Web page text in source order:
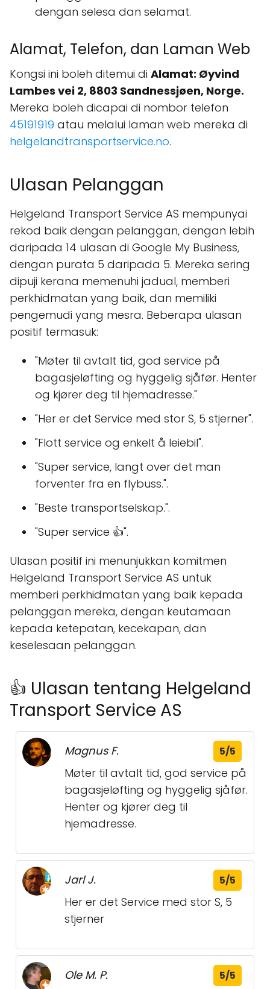
dengan selesa dan selamat.
Alamat, Telefon, dan Laman Web
Kongsi ini boleh ditemui di Alamat: Øyvind
Lambes vei 2, 8803 Sandnessjøen, Norge.
Mereka boleh dicapai di nombor telefon
45191919 atau melalui laman web mereka di
helgelandtransportservice.no.
Ulasan Pelanggan
Helgeland Transport Service AS mempunyai
rekod baik dengan pelanggan, dengan lebih
daripada 14 ulasan di Google My Business,
dengan purata 5 daripada 5. Mereka sering
dipuji kerana memenuhi jadual, memberi
perkhidmatan yang baik, dan memiliki
pengemudi yang mesra. Beberapa ulasan
positif termasuk:
"Møter til avtalt tid, god service på
bagasjeløfting og hyggelig sjåfør. Henter
og kjører deg til hjemadresse."
"Her er det Service med stor S, 5 stjerner".
"Flott service og enkelt å leiebil".
"Super service, langt over det man
forventer fra en flybuss.".
"Beste transportselskap.".
"Super service 👍".
Ulasan positif ini menunjukkan komitmen
Helgeland Transport Service AS untuk
memberi perkhidmatan yang baik kepada
pelanggan mereka, dengan keutamaan
kepada ketepatan, kecekapan, dan
keselesaan pelanggan.
👍 Ulasan tentang Helgeland
Transport Service AS
Magnus F. 5/5
Møter til avtalt tid, god service på
bagasjeløfting og hyggelig sjåfør.
Henter og kjører deg til
hjemadresse.
Jarl J. 5/5
Her er det Service med stor S, 5
stjerner
Ole M. P. 5/5